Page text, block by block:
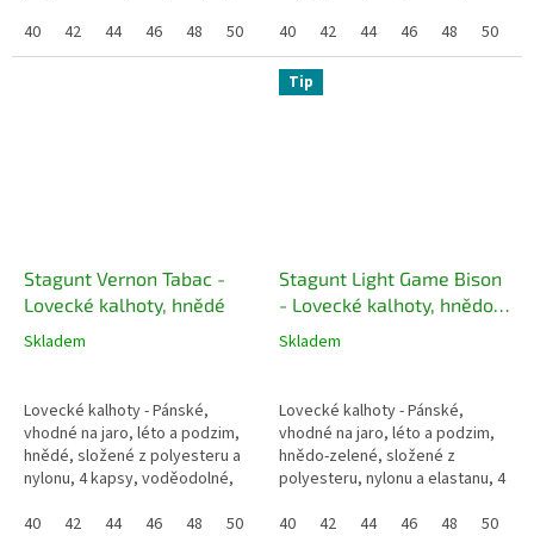
membrána proti větru, pružné,
RipStop, nízká...
40 42 44 46 48 50 5240
42 44 46 48 50
Stagunt Vernon Tabac -
Lovecké kalhoty, hnědé
Skladem
Lovecké kalhoty - Pánské,
vhodné na jaro, léto a podzim,
hnědé, složené z polyesteru a
nylonu, 4 kapsy, voděodolné,
hmotnost, proti klíšťatům a
40 42 44 46 48 50 52
Tip
Stagunt Light Game Bison
- Lovecké kalhoty, hnědo-
zelené
Skladem
Lovecké kalhoty - Pánské,
vhodné na jaro, léto a podzim,
hnědo-zelené, složené z
polyesteru, nylonu a elastanu, 4
pružné, RipStop, nízká
40 42 44 46 48 50